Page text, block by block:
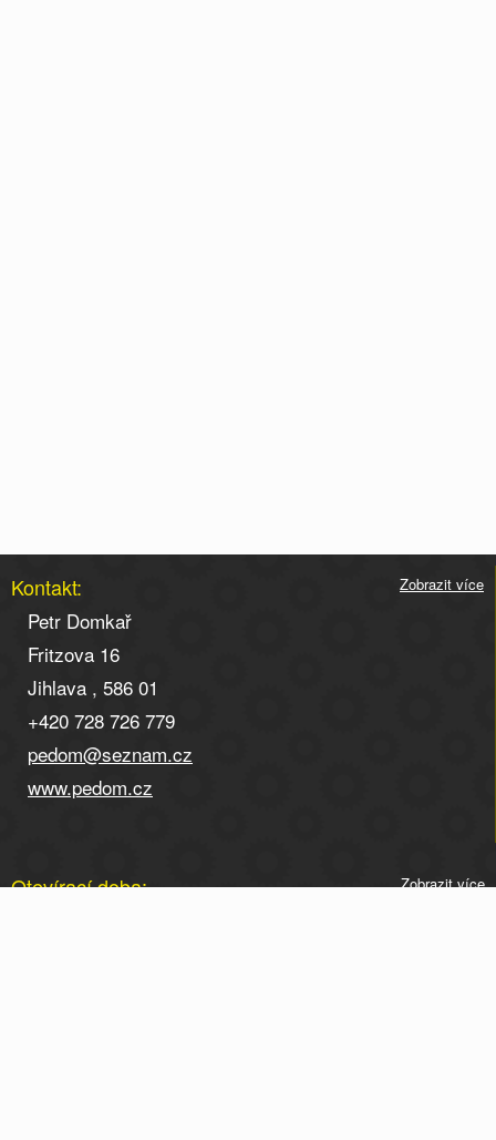
Kontakt: Zobrazit více
Petr Domkař
Fritzova 16
Jihlava , 586 01
+420 728 726 779
pedom@seznam.cz
www.pedom.cz
Otevírací doba: Zobrazit více